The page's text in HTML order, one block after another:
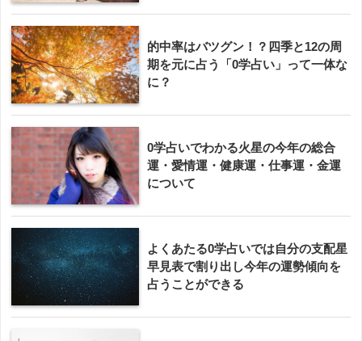
的中率はバツグン！？四季と12の周
期を元に占う「0学占い」って一体な
に？
0学占いでわかる火星の今年の総合
運・愛情運・健康運・仕事運・金運
について
よくあたる0学占いでは自分の支配星
早見表で割り出し今年の運勢傾向を
占うことができる